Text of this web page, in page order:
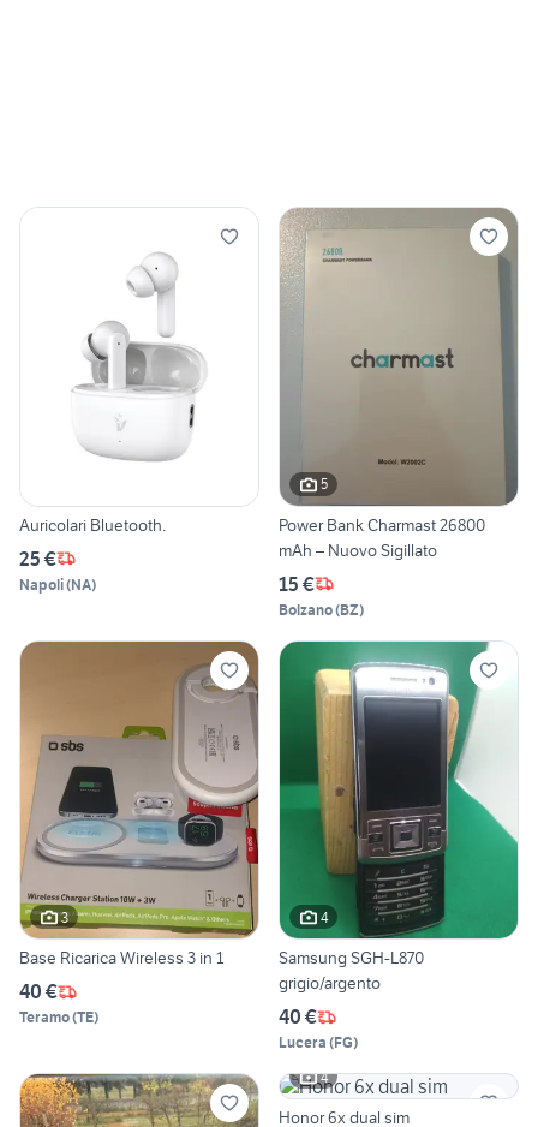
Auricolari Bluetooth.
25 €
Napoli(NA)
5
Power Bank Charmast 26800
mAh – Nuovo Sigillato
15 €
Bolzano(BZ)
3
Base Ricarica Wireless 3 in 1
40 €
Teramo(TE)
4
Samsung SGH-L870
grigio/argento
40 €
Lucera (FG)
4
Honor 6x dual sim